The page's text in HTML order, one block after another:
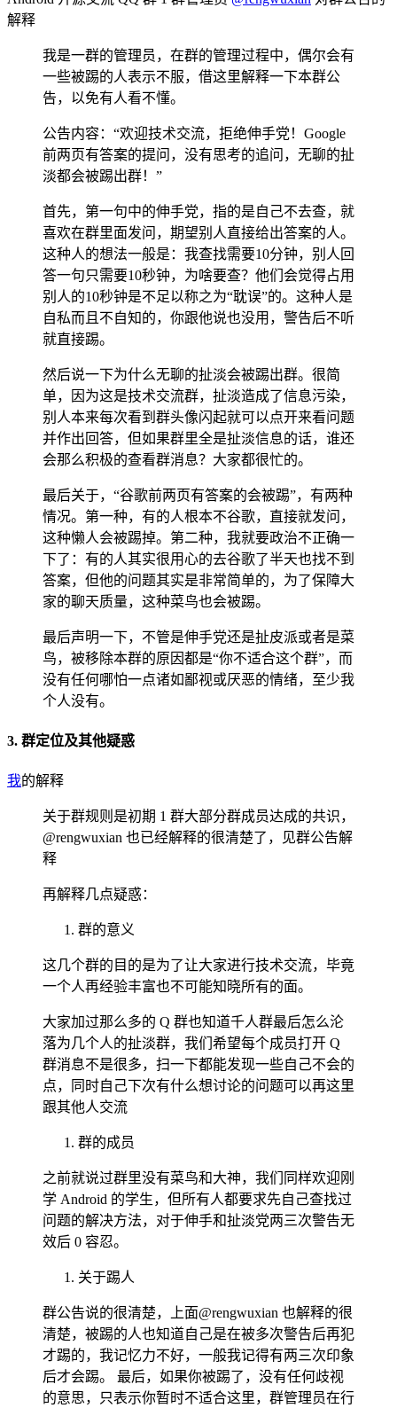
解释
我是一群的管理员，在群的管理过程中，偶尔会有
一些被踢的人表示不服，借这里解释一下本群公
告，以免有人看不懂。
公告内容：“欢迎技术交流，拒绝伸手党！Google
前两页有答案的提问，没有思考的追问，无聊的扯
淡都会被踢出群！”
首先，第一句中的伸手党，指的是自己不去查，就
喜欢在群里面发问，期望别人直接给出答案的人。
这种人的想法一般是：我查找需要10分钟，别人回
答一句只需要10秒钟，为啥要查？他们会觉得占用
别人的10秒钟是不足以称之为“耽误”的。这种人是
自私而且不自知的，你跟他说也没用，警告后不听
就直接踢。
然后说一下为什么无聊的扯淡会被踢出群。很简
单，因为这是技术交流群，扯淡造成了信息污染，
别人本来每次看到群头像闪起就可以点开来看问题
并作出回答，但如果群里全是扯淡信息的话，谁还
会那么积极的查看群消息？大家都很忙的。
最后关于，“谷歌前两页有答案的会被踢”，有两种
情况。第一种，有的人根本不谷歌，直接就发问，
这种懒人会被踢掉。第二种，我就要政治不正确一
下了：有的人其实很用心的去谷歌了半天也找不到
答案，但他的问题其实是非常简单的，为了保障大
家的聊天质量，这种菜鸟也会被踢。
最后声明一下，不管是伸手党还是扯皮派或者是菜
鸟，被移除本群的原因都是“你不适合这个群”，而
没有任何哪怕一点诸如鄙视或厌恶的情绪，至少我
个人没有。
3. 群定位及其他疑惑
我的解释
关于群规则是初期 1 群大部分群成员达成的共识，
@rengwuxian 也已经解释的很清楚了，见群公告解
释
再解释几点疑惑：
群的意义
这几个群的目的是为了让大家进行技术交流，毕竟
一个人再经验丰富也不可能知晓所有的面。
大家加过那么多的 Q 群也知道千人群最后怎么沦
落为几个人的扯淡群，我们希望每个成员打开 Q
群消息不是很多，扫一下都能发现一些自己不会的
点，同时自己下次有什么想讨论的问题可以再这里
跟其他人交流
群的成员
之前就说过群里没有菜鸟和大神，我们同样欢迎刚
学 Android 的学生，但所有人都要求先自己查找过
问题的解决方法，对于伸手和扯淡党两三次警告无
效后 0 容忍。
关于踢人
群公告说的很清楚，上面@rengwuxian 也解释的很
清楚，被踢的人也知道自己是在被多次警告后再犯
才踢的，我记忆力不好，一般我记得有两三次印象
后才会踢。 最后，如果你被踢了，没有任何歧视
的意思，只表示你暂时不适合这里，群管理员在行